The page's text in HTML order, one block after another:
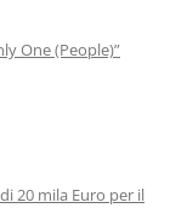
One (People)”
20 mila Euro per il